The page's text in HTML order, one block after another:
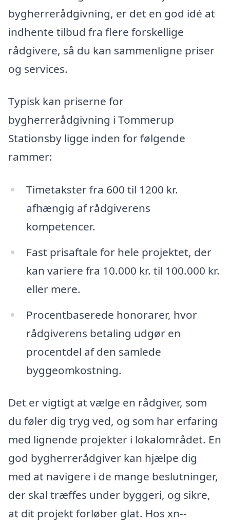
bygherrerådgivning, er det en god idé at
indhente tilbud fra flere forskellige
rådgivere, så du kan sammenligne priser
og services.
Typisk kan priserne for
bygherrerådgivning i Tommerup
Stationsby ligge inden for følgende
rammer:
Timetakster fra 600 til 1200 kr.
afhængig af rådgiverens
kompetencer.
Fast prisaftale for hele projektet, der
kan variere fra 10.000 kr. til 100.000 kr.
eller mere.
Procentbaserede honorarer, hvor
rådgiverens betaling udgør en
procentdel af den samlede
byggeomkostning.
Det er vigtigt at vælge en rådgiver, som
du føler dig tryg ved, og som har erfaring
med lignende projekter i lokalområdet. En
god bygherrerådgiver kan hjælpe dig
med at navigere i de mange beslutninger,
der skal træffes under byggeri, og sikre,
at dit projekt forløber glat. Hos xn--